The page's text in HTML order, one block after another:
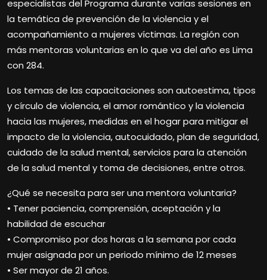
especialistas del Programa durante varias sesiones en
la temática de prevención de la violencia y el
acompañamiento a mujeres víctimas. La región con
más mentoras voluntarias en lo que va del año es Lima
con 284.
Los temas de las capacitaciones son autoestima, tipos
y círculo de violencia, el amor romántico y la violencia
hacia las mujeres, medidas en el hogar para mitigar el
impacto de la violencia, autocuidado, plan de seguridad,
cuidado de la salud mental, servicios para la atención
de la salud mental y toma de decisiones, entre otros.
¿Qué se necesita para ser una mentora voluntaria?
• Tener paciencia, comprensión, aceptación y la
habilidad de escuchar
• Compromiso por dos horas a la semana por cada
mujer asignada por un periodo mínimo de 12 meses
• Ser mayor de 21 años.